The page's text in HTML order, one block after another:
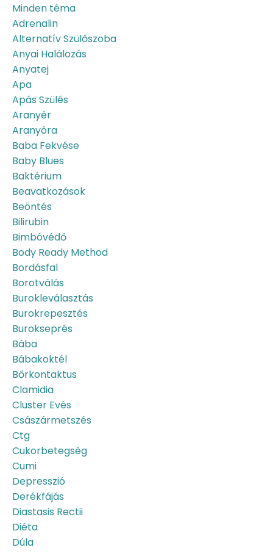
Minden téma
Adrenalin
Alternatív Szülőszoba
Anyai Halálozás
Anyatej
Apa
Apás Szülés
Aranyér
Aranyóra
Baba Fekvése
Baby Blues
Baktérium
Beavatkozások
Beöntés
Bilirubin
Bimbóvédő
Body Ready Method
Bordásfal
Borotválás
Burokleválasztás
Burokrepesztés
Burokseprés
Bába
Bábakoktél
Bőrkontaktus
Clamidia
Cluster Evés
Császármetszés
Ctg
Cukorbetegség
Cumi
Depresszió
Derékfájás
Diastasis Rectii
Diéta
Dúla